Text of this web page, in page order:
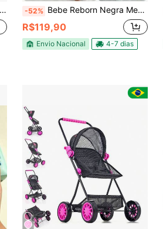
-52% Bebe Reborn Negra Menina Baby Realista Silicone Envio Imediato
R$119,90
Envio Nacional 4-7 dias